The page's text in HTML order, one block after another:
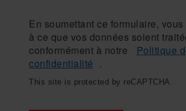
En soumettant ce formulaire,
à ce que vos données soient
conformément à notre
Politique
confidentialité .
This site is protected by reCAPTCHA.